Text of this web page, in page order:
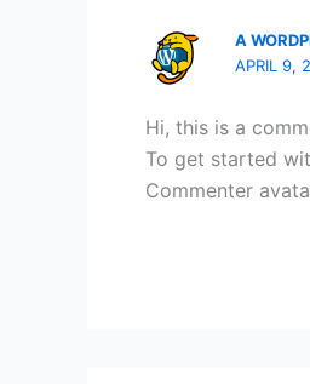
A
APRIL 9,
Hi, this is a
To get started
Commenter